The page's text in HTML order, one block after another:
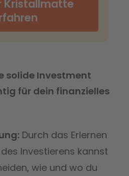
Kristallmatte
solide Investment
für dein finanzielles
Durch das Erlernen
Investierens kannst
wie und wo du